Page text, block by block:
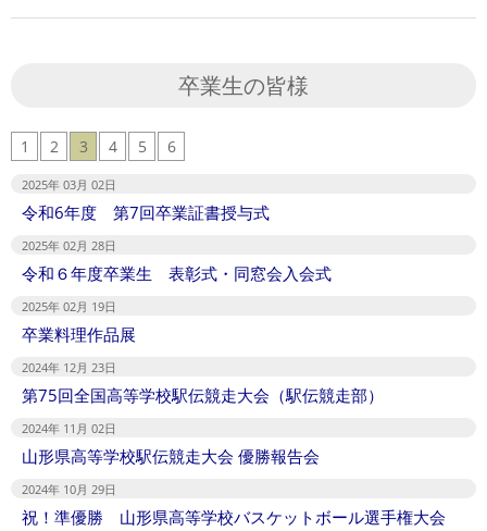
卒業生の皆様
1 2 3 4 5 6
2025年 03月 02日
令和6年度 第7回卒業証書授与式
2025年 02月 28日
令和６年度卒業生 表彰式・同窓会入会式
2025年 02月 19日
卒業料理作品展
2024年 12月 23日
第75回全国高等学校駅伝競走大会（駅伝競走部）
2024年 11月 02日
山形県高等学校駅伝競走大会 優勝報告会
2024年 10月 29日
祝！準優勝 山形県高等学校バスケットボール選手権大会